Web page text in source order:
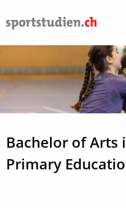
Bachelor of Arts
Primary